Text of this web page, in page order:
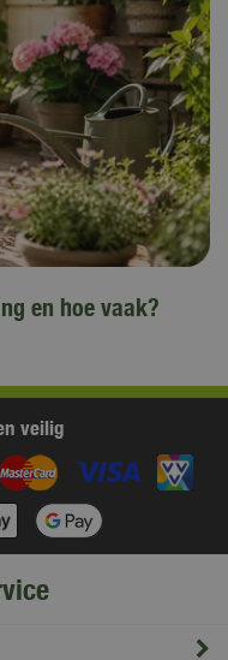
en hoe vaak?
veilig